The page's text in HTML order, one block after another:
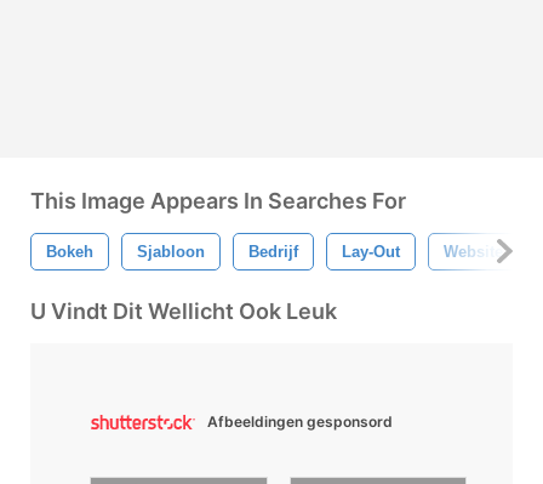
This Image Appears In Searches For
Bokeh Sjabloon Bedrijf Lay-Out Website
U Vindt Dit Wellicht Ook Leuk
Afbeeldingen gesponsord